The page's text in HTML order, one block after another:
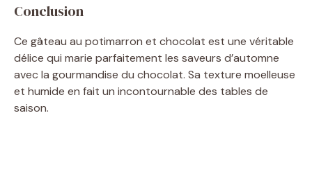
Conclusion
Ce gâteau au potimarron et chocolat est une véritable
délice qui marie parfaitement les saveurs d’automne
avec la gourmandise du chocolat. Sa texture moelleuse
et humide en fait un incontournable des tables de
saison.